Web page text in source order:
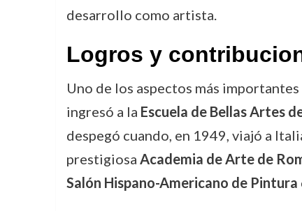
desarrollo como artista.
Logros y
Uno de los aspectos más
ingresó a la Escuela de Bellas Artes
despegó cuando, en 1949, viajó a
prestigiosa Academia de Arte de
Salón Hispano-Americano de Pintura